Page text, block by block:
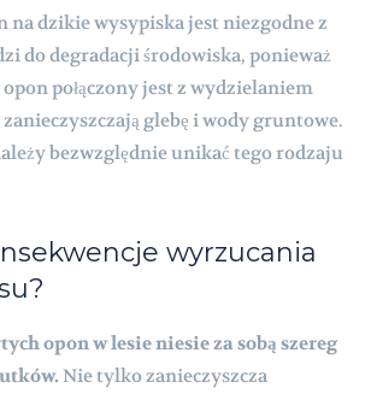
na dzikie wysypiska jest niezgodne z
do degradacji środowiska, ponieważ
połączony jest z wydzielaniem
glebę i wody gruntowe.
bezwzględnie unikać tego rodzaju
wyrzucania
opon w lesie niesie za sobą szereg
Nie tylko zanieczyszcza